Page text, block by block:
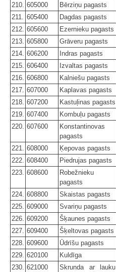
210. 605000 Bērziņu pagasts
211.
605400 Dagdas pagasts
212. 605600 Ezernieku pagasts
213. 605800 Grāveru pagasts
214. 606200 Indras pagasts
215. 606400 Izvaltas pagasts
216. 606800 Kalniešu pagasts
217. 607000 Kaplavas pagasts
218. 607200 Kastuļinas pagasts
219. 607400 Kombuļu pagasts
220. 607600
Konstantinovas
pagasts
221. 608000 Ķepovas pagasts
222. 608400 Piedrujas pagasts
223. 608600
Robežnieku
pagasts
224. 608800 Skaistas pagasts
225. 609000 Svariņu pagasts
226. 609200 Šķaunes pagasts
227. 609400 Šķeltovas pagasts
228. 609600 Ūdrīšu pagasts
229. 620100 Kuldīga
230. 621000
Skrunda ar lauku